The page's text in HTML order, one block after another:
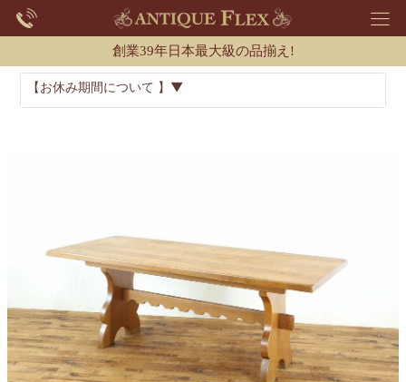
創業39年日本最大級の品揃え!
【お休み期間について 】▼